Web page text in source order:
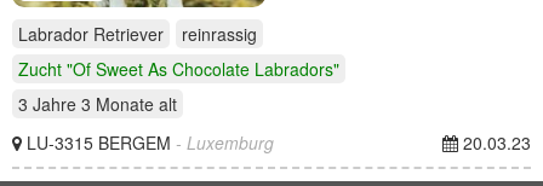
Labrador Retriever
reinrassig
Zucht "Of Sweet As Chocolate Labradors"
3 Jahre 3 Monate alt
LU-3315 BERGEM - Luxemburg 20.03.23